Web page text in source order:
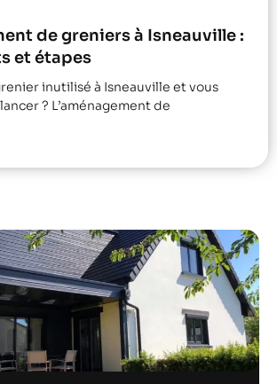
de greniers à Isneauville :
et étapes
inutilisé à Isneauville et vous
? L’aménagement de